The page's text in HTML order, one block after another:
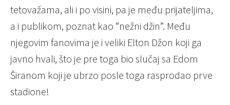
tetovažama, ali i po visini, pa je među prijateljima,
a i publikom, poznat kao “nežni džin”. Među
njegovim fanovima je i veliki Elton Džon koji ga
javno hvali, što je pre toga bio slučaj sa Edom
Širanom koji je ubrzo posle toga rasprodao prve
stadione!